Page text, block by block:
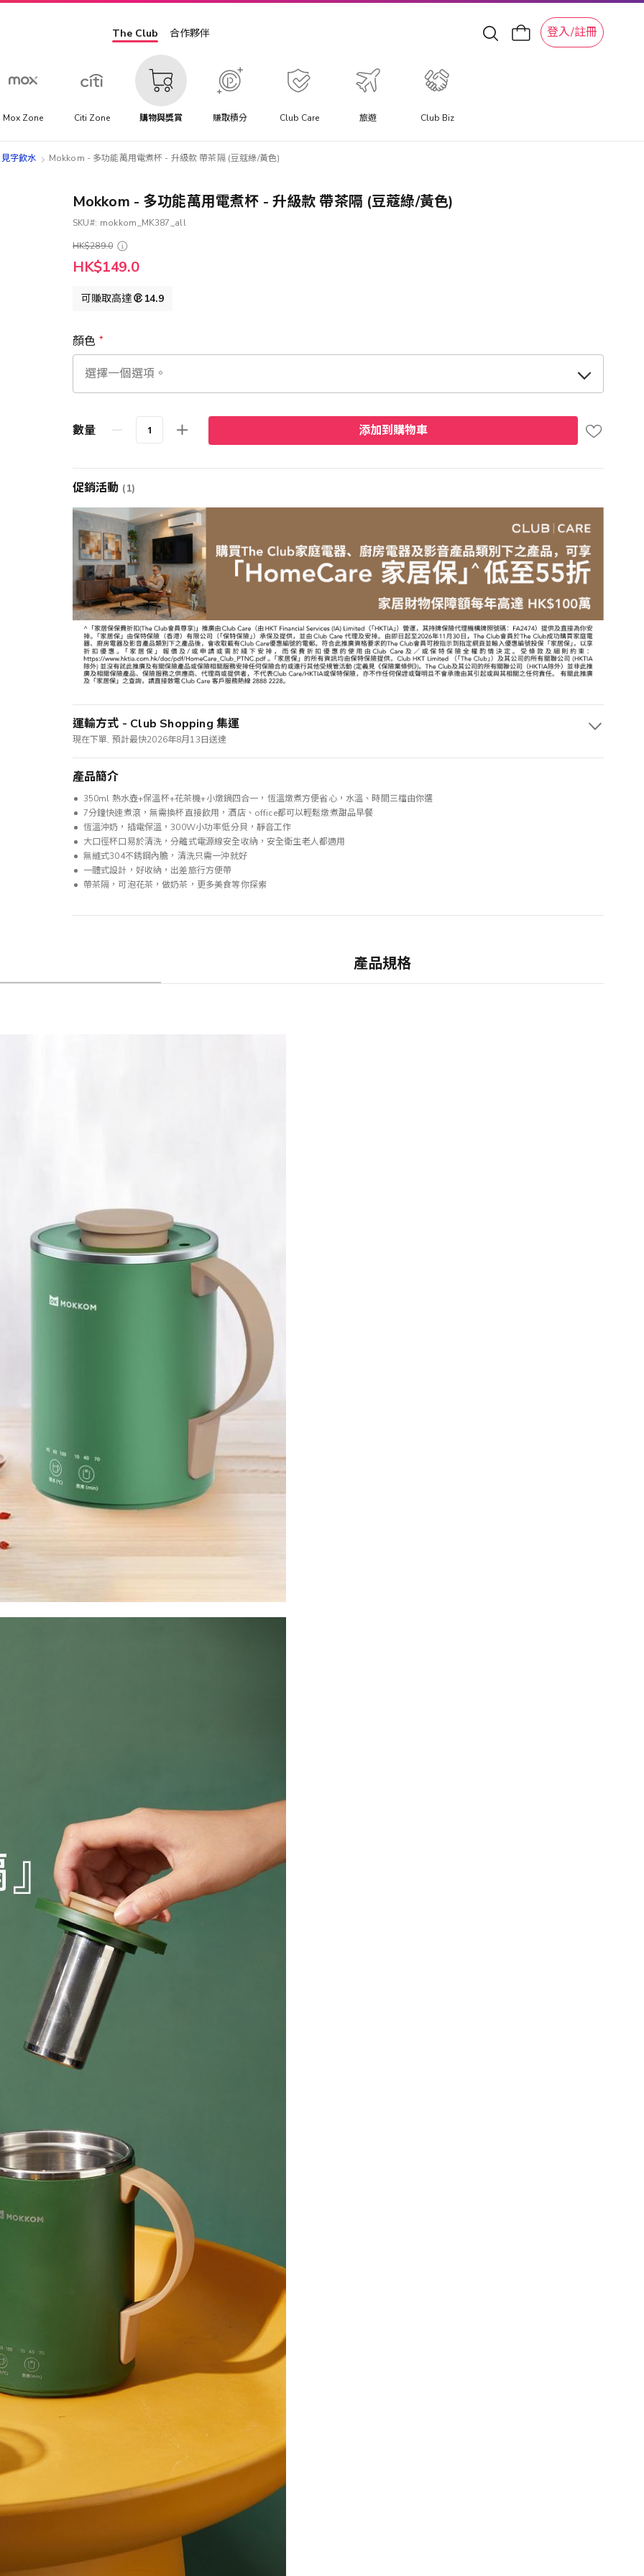
The Club 合作夥伴 登入/註冊
Mox Zone Citi Zone 購物與獎賞 賺取積分 Club Care 旅遊 Club Biz
見字飲水 Mokkom - 多功能萬用電煮杯 - 升級款 帶茶隔 (豆蔻綠/黃色)
Mokkom - 多功能萬用電煮杯 - 升級款 帶茶隔 (豆蔻綠/黃色)
SKU
mokkom_MK387_all
HK$289.0
HK$149.0
可賺取高達 14.9
顏色
數量 添加到購物車
促銷活動 (1)
運輸方式 - Club Shopping 集運
現在下單, 預計最快2026年8月13日送達
產品簡介
350ml 熱水壺+保溫杯+花茶機+小燉鍋四合一，恆溫燉煮方便省心，水溫、時間三檔由你選
7分鐘快速煮滾，無需換杯直接飲用，酒店、office都可以輕鬆燉煮甜品早餐
恆溫沖奶，插電保溫，300W小功率低分貝，靜音工作
大口徑杯口易於清洗，分離式電源線安全收納，安全衛生老人都適用
無縫式304不銹鋼內膽，清洗只需一沖就好
一體式設計，好收納，出差旅行方便帶
帶茶隔，可泡花茶，做奶茶，更多美食等你探索
產品規格